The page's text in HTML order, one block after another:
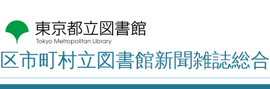
区市町村立図書館新聞雑誌総